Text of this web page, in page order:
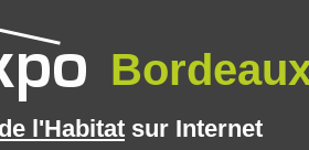
l'Habitat sur Internet